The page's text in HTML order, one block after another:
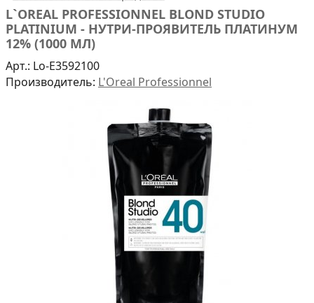
L`OREAL PROFESSIONNEL BLOND STUDIO
PLATINIUM - НУТРИ-ПРОЯВИТЕЛЬ ПЛАТИНУМ
12% (1000 МЛ)
Арт.: Lo-E3592100
Производитель: L'Oreal Professionnel